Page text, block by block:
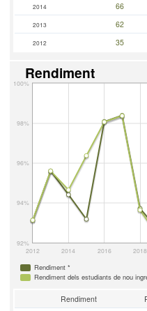
2014 66
2013 62
2012 35
Rendiment
2012 2014 2016 2018
92%
94%
96%
98%
100%
Rendiment *
Rendiment dels estudiants de nou
Rendiment